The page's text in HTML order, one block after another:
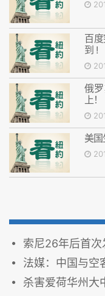
百
到 !
俄
上！
美
索尼26年后首
法媒：中国与空客
杀害爱荷华州大